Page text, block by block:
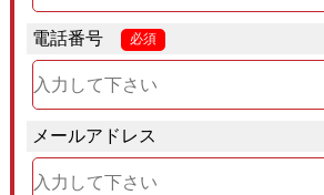
電話番号 必須
メールアドレス